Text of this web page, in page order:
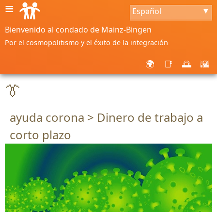
≡ Español ▼
Bienvenido al condado de Mainz-Bingen
Por el cosmopolitismo y el éxito de la integración
🌍 📑 🌅 🌇
👔
ayuda corona > Dinero de trabajo a
corto plazo